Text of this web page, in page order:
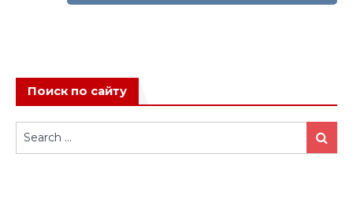
Поиск по сайту
for:
Search